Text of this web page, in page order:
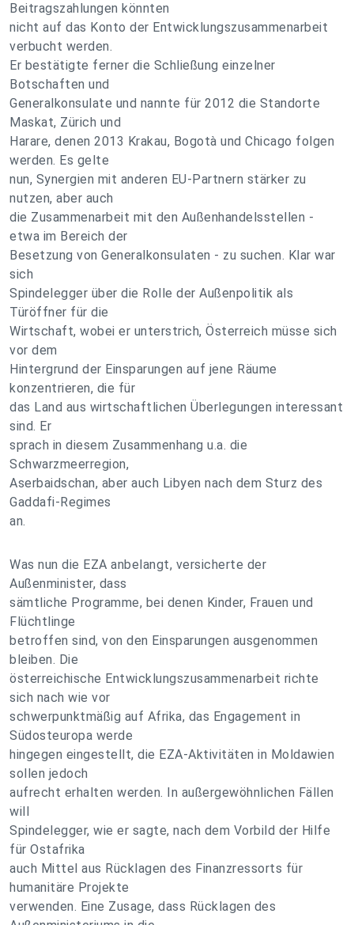
Beitragszahlungen könnten
nicht auf das Konto der Entwicklungszusammenarbeit
verbucht werden.
Er bestätigte ferner die Schließung einzelner
Botschaften und
Generalkonsulate und nannte für 2012 die Standorte
Maskat, Zürich und
Harare, denen 2013 Krakau, Bogotà und Chicago folgen
werden. Es gelte
nun, Synergien mit anderen EU-Partnern stärker zu
nutzen, aber auch
die Zusammenarbeit mit den Außenhandelsstellen -
etwa im Bereich der
Besetzung von Generalkonsulaten - zu suchen. Klar war
sich
Spindelegger über die Rolle der Außenpolitik als
Türöffner für die
Wirtschaft, wobei er unterstrich, Österreich müsse sich
vor dem
Hintergrund der Einsparungen auf jene Räume
konzentrieren, die für
das Land aus wirtschaftlichen Überlegungen interessant
sind. Er
sprach in diesem Zusammenhang u.a. die
Schwarzmeerregion,
Aserbaidschan, aber auch Libyen nach dem Sturz des
Gaddafi-Regimes
an.
Was nun die EZA anbelangt, versicherte der
Außenminister, dass
sämtliche Programme, bei denen Kinder, Frauen und
Flüchtlinge
betroffen sind, von den Einsparungen ausgenommen
bleiben. Die
österreichische Entwicklungszusammenarbeit richte
sich nach wie vor
schwerpunktmäßig auf Afrika, das Engagement in
Südosteuropa werde
hingegen eingestellt, die EZA-Aktivitäten in Moldawien
sollen jedoch
aufrecht erhalten werden. In außergewöhnlichen Fällen
will
Spindelegger, wie er sagte, nach dem Vorbild der Hilfe
für Ostafrika
auch Mittel aus Rücklagen des Finanzressorts für
humanitäre Projekte
verwenden. Eine Zusage, dass Rücklagen des